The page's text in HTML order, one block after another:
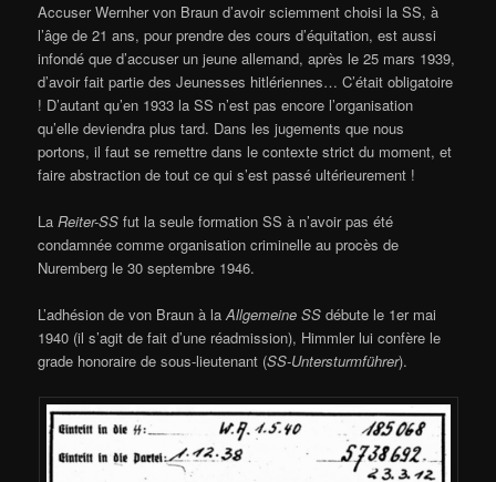
Accuser Wernher von Braun d’avoir sciemment choisi la SS, à
l’âge de 21 ans, pour prendre des cours d’équitation, est aussi
infondé que d’accuser un jeune allemand, après le 25 mars 1939,
d’avoir fait partie des Jeunesses hitlériennes… C’était obligatoire
! D’autant qu’en 1933 la SS n’est pas encore l’organisation
qu’elle deviendra plus tard. Dans les jugements que nous
portons, il faut se remettre dans le contexte strict du moment, et
faire abstraction de tout ce qui s’est passé ultérieurement !
LaReiter-SS fut la seule formation SS à n’avoir pas été
condamnée comme organisation criminelle au procès de
Nuremberg le 30 septembre 1946.
L’adhésion de von Braun à laAllgemeine SS débute le 1er mai
1940 (il s’agit de fait d’une réadmission), Himmler lui confère le
grade honoraire de sous-lieutenant (SS-Untersturmführer).